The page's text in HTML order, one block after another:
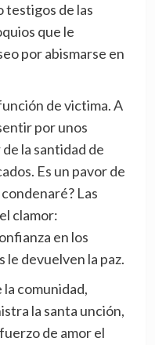
testigos de las
que le
por abismarse en
de victima. A
por unos
la santidad de
Es un pavor de
Las
clamor:
en los
le devuelven la paz.
la comunidad,
la santa unción,
de amor el